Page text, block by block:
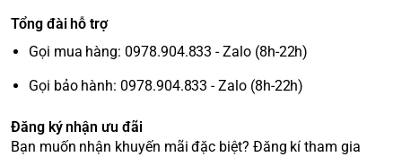
Tổng đài hỗ trợ
Gọi mua hàng: 0978.904.833 - Zalo (8h-22h)
Gọi bảo hành: 0978.904.833 - Zalo (8h-22h)
Đăng ký nhận ưu đãi
Bạn muốn nhận khuyến mãi đặc biệt? Đăng kí tham gia